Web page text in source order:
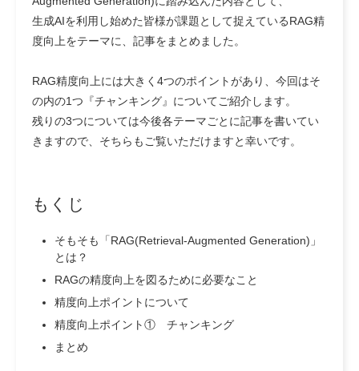
生成AIを利用し始めた皆様が課題として捉えているRAG精
度向上をテーマに、記事をまとめました。
RAG精度向上には大きく4つのポイントがあり、今回はそ
の内の1つ『チャンキング』についてご紹介します。
残りの3つについては今後各テーマごとに記事を書いてい
きますので、そちらもご覧いただけますと幸いです。
もくじ
そもそも「RAG(Retrieval-Augmented Generation)」
とは？
RAGの精度向上を図るために必要なこと
精度向上ポイントについて
精度向上ポイント① チャンキング
まとめ